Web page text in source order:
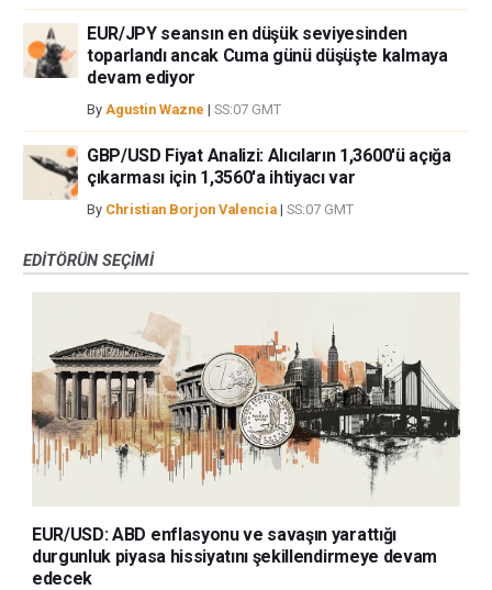
EUR/JPY seansın en düşük seviyesinden
toparlandı ancak Cuma günü düşüşte kalmaya
devam ediyor
By Agustin Wazne | SS:07 GMT
GBP/USD Fiyat Analizi: Alıcıların 1,3600'ü açığa
çıkarması için 1,3560'a ihtiyacı var
By Christian Borjon Valencia | SS:07 GMT
EDITÖRÜN SEÇIMI
EUR/USD: ABD enflasyonu ve savaşın yarattığı
durgunluk piyasa hissiyatını şekillendirmeye devam
edecek